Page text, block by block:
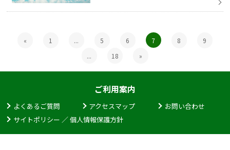
« 1 ... 5 6 7 8
9
...
18 »
ご利用案内
よくあるご質問 アクセスマップ
お問い合わせ
サイトポリシー ／ 個人情報保護方針